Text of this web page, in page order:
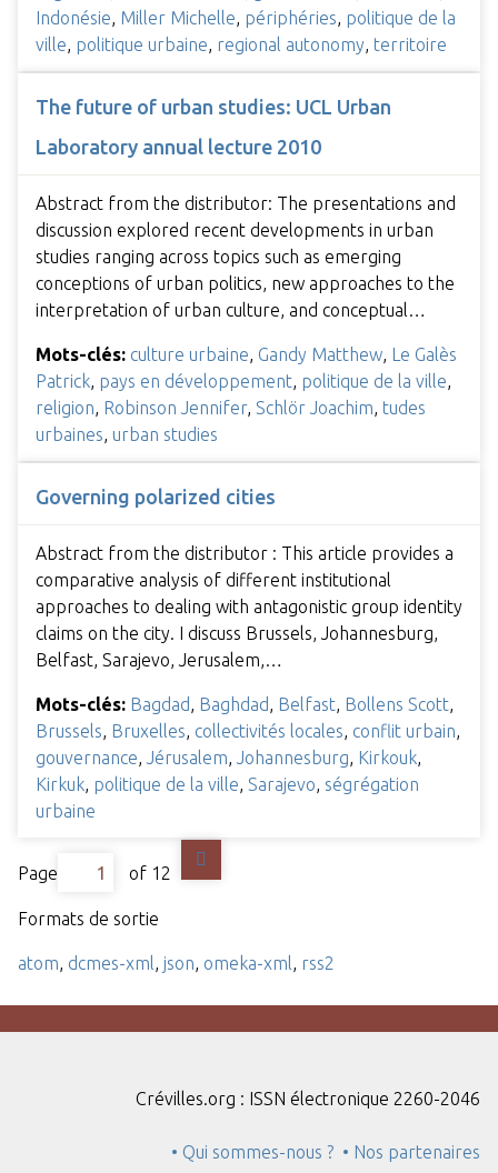
Indonésie, Miller Michelle, périphéries, politique de la
ville, politique urbaine, regional autonomy, territoire
The future of urban studies: UCL Urban
Laboratory annual lecture 2010
Abstract from the distributor: The presentations and
discussion explored recent developments in urban
studies ranging across topics such as emerging
conceptions of urban politics, new approaches to the
interpretation of urban culture, and conceptual…
Mots-clés: culture urbaine, Gandy Matthew, Le Galès
Patrick, pays en développement, politique de la ville,
religion, Robinson Jennifer, Schlör Joachim, tudes
urbaines, urban studies
Governing polarized cities
Abstract from the distributor : This article provides a
comparative analysis of different institutional
approaches to dealing with antagonistic group identity
claims on the city. I discuss Brussels, Johannesburg,
Belfast, Sarajevo, Jerusalem,…
Mots-clés: Bagdad, Baghdad, Belfast, Bollens Scott,
Brussels, Bruxelles, collectivités locales, conflit urbain,
gouvernance, Jérusalem, Johannesburg, Kirkouk,
Kirkuk, politique de la ville, Sarajevo, ségrégation
urbaine
Page of 12
Formats de sortie
atom, dcmes-xml, json, omeka-xml, rss2
Crévilles.org : ISSN électronique 2260-2046
• Qui sommes-nous ? • Nos partenaires